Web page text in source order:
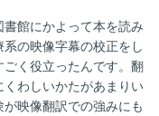
館にかよって本を読み
の映像字幕の校正をし
く役立ったんです。翻
わしいかたがあまりい
映像翻訳での強みにも